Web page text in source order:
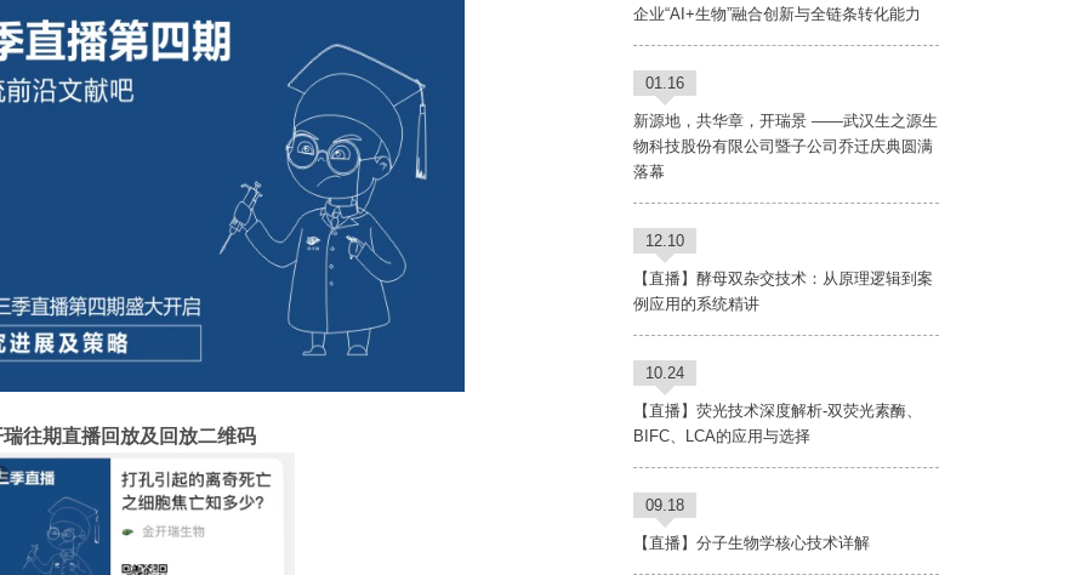
往期直播回放及回放二维码
企业“AI+生物”融合创新与全链条转化能力
01.16
新源地，共华章，开瑞景 ——武汉生之源生
物科技股份有限公司暨子公司乔迁庆典圆满
落幕
12.10
【直播】酵母双杂交技术：从原理逻辑到案
例应用的系统精讲
10.24
【直播】荧光技术深度解析-双荧光素酶、
BIFC、LCA的应用与选择
09.18
【直播】分子生物学核心技术详解